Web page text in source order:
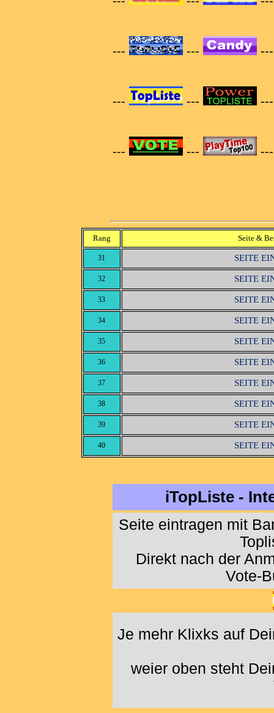
--- ---
--- ---
--- ---
Rang Seite &
31 SEITE
32 SEITE
33 SEITE
34 SEITE
35 SEITE
36 SEITE
37 SEITE
38 SEITE
39 SEITE
40 SEITE
iTopListe -
Seite eintragen mit
Direkt nach der
Vote-
Je mehr Klixks auf
weier oben steht